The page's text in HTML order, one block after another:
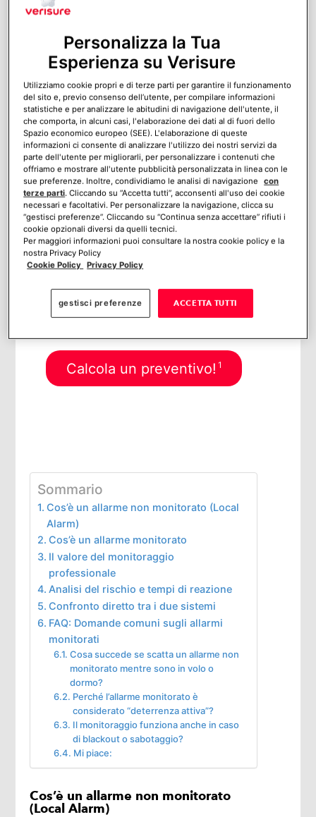
allarme non risiede solo nella tecnologia,
ma soprattutto nellagestione
dell’emergenza quando accade qualcosa
di sospetto.
In questo articolo confronteremo quindi i
due sistemi per avere pro e contro di
entrambe le tipologie di allarme.
SCOPRI IL NUOVO
ALLARME VERISURE CON
Calcola un preventivo! 1
Sommario
Cos’è un allarme non monitorato (Local
Alarm)
Cos’è un allarme monitorato
Il valore del monitoraggio
professionale
Analisi del rischio e tempi di reazione
Confronto diretto tra i due sistemi
FAQ: Domande comuni sugli allarmi
monitorati
Cosa succede se scatta un allarme non
monitorato mentre sono in volo o
dormo?
Perché l’allarme monitorato è
considerato “deterrenza attiva”?
Il monitoraggio funziona anche in caso
di blackout o sabotaggio?
Mi piace:
Cos’è un allarme non monitorato
(Local Alarm)
Personalizza la Tua
Esperienza su Verisure
Utilizziamo cookie propri e di terze parti per garantire il funzionamento
del sito e, previo consenso dell’utente, per compilare informazioni
statistiche e per analizzare le abitudini di navigazione dell'utente, il
che comporta, in alcuni casi, l'elaborazione dei dati al di fuori dello
Spazio economico europeo (SEE). L'elaborazione di queste
informazioni ci consente di analizzare l'utilizzo dei nostri servizi da
parte dell'utente per migliorarli, per personalizzare i contenuti che
offriamo e mostrare all'utente pubblicità personalizzata in linea con le
sue preferenze. Inoltre, condividiamo le analisi di navigazione
con
terze parti. Cliccando su “Accetta tutti”, acconsenti all'uso dei cookie
necessari e facoltativi. Per personalizzare la navigazione, clicca su
“gestisci preferenze”. Cliccando su “Continua senza accettare” rifiuti i
cookie opzionali diversi da quelli tecnici.
Per maggiori informazioni puoi consultare la nostra cookie policy e la
nostra Privacy Policy
Cookie Policy Privacy Policy
gestisci preferenze ACCETTA TUTTI